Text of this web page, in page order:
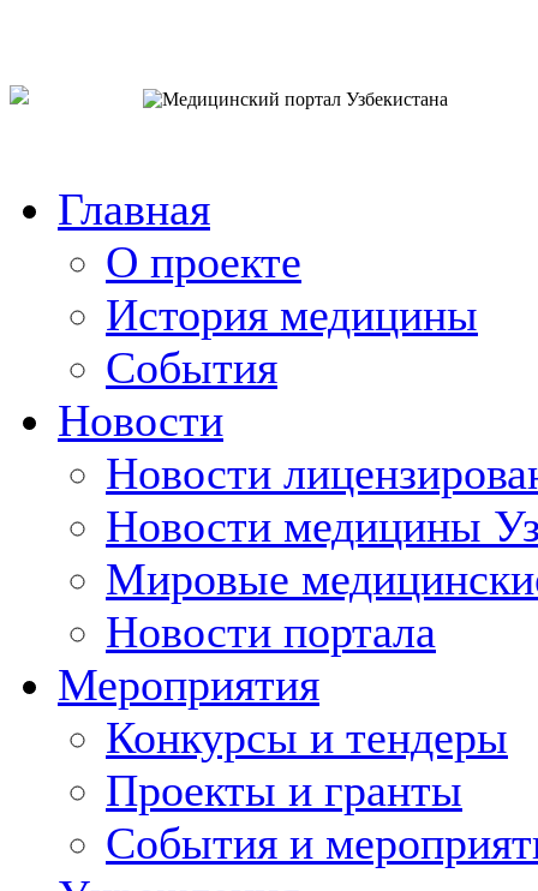
Главная
О проекте
История медицины
События
Новости
Новости
Новости медицины
Мировые
Новости портала
Мероприятия
Конкурсы и тендеры
Проекты и гранты
События и